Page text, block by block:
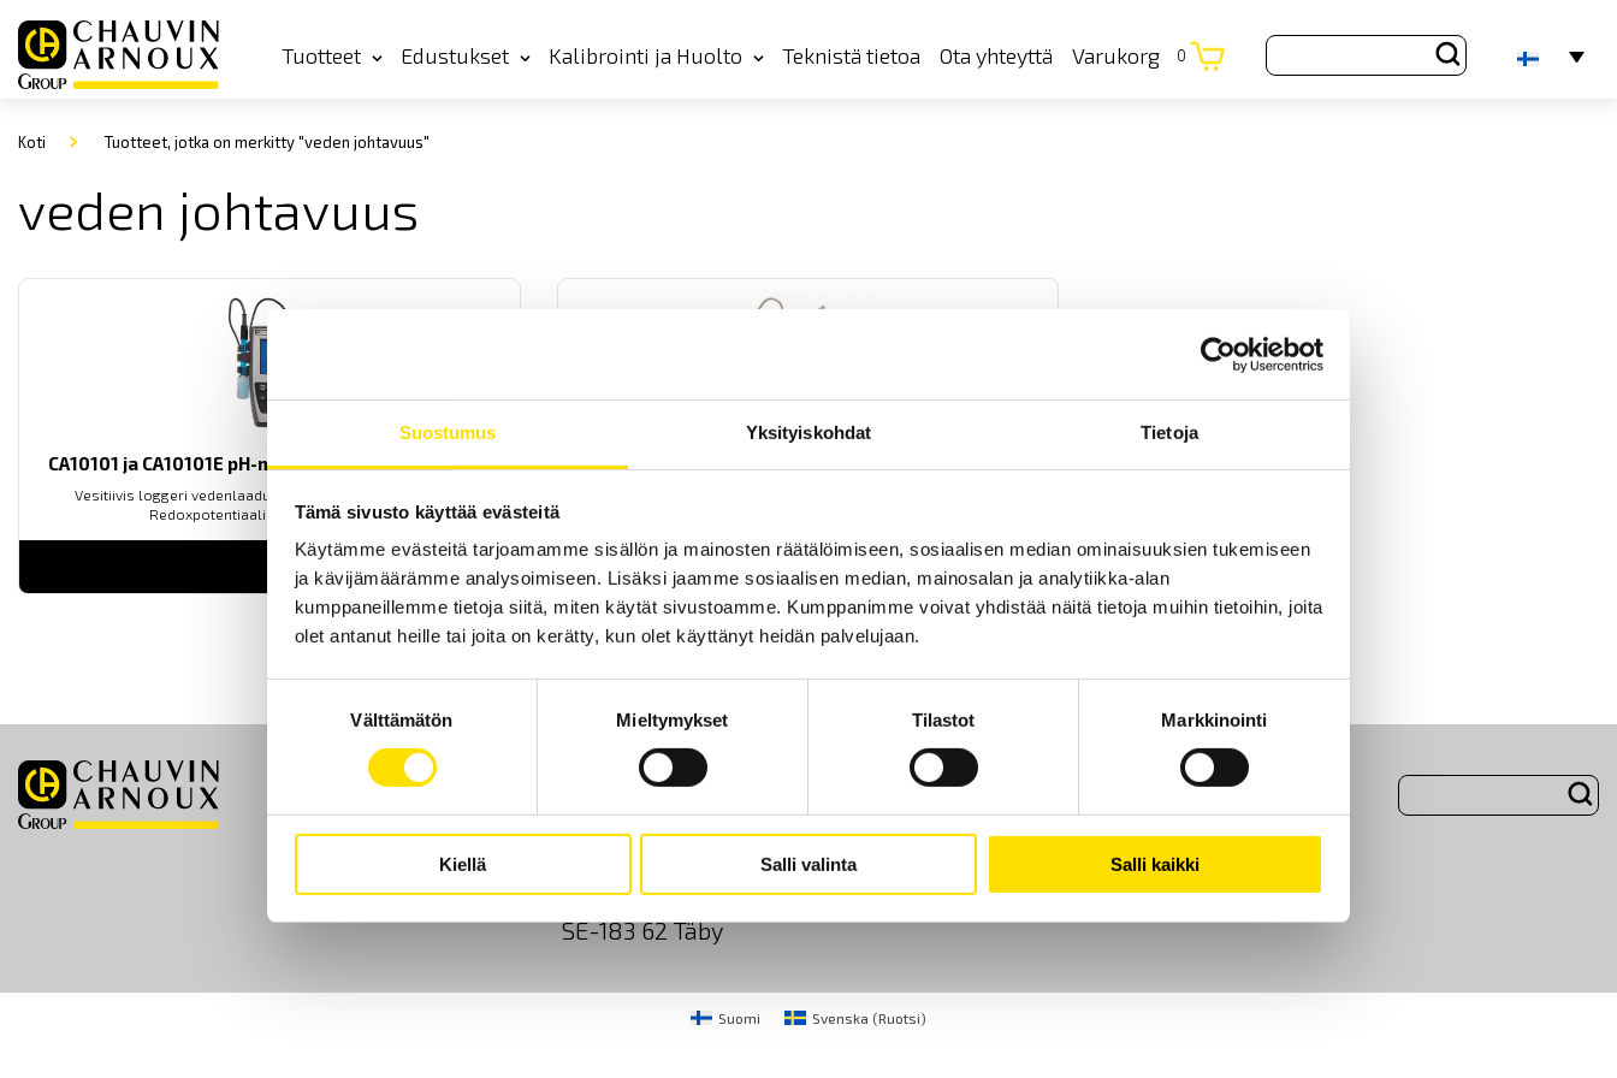
Suostumus Yksityiskohdat Tietoja
Tämä sivusto käyttää evästeitä
Käytämme evästeitä tarjoamamme sisällön ja mainosten räätälöimiseen, sosiaalisen median ominaisuuksien tukemiseen
ja kävijämäärämme analysoimiseen. Lisäksi jaamme sosiaalisen median, mainosalan ja analytiikka-alan
kumppaneillemme tietoja siitä, miten käytät sivustoamme. Kumppanimme voivat yhdistää näitä tietoja muihin tietoihin, joita
olet antanut heille tai joita on kerätty, kun olet käyttänyt heidän palvelujaan.
valinta
Välttämätön Mieltymykset Tilastot Markkinointi
Kiellä Salli valinta Salli kaikki
Tuotteet Edustukset Kalibrointi ja Huolto Teknistä tietoa Ota yhteyttä Varukorg 0
Koti Tuotteet, jotka on merkitty "veden johtavuus"
veden johtavuus
CA10101 ja CA10101E pH-mittari loggeritoiminnolla
Vesitiivis loggeri vedenlaadun mittaamiseen. Mittaa pH:n,
Redoxpotentiaalin sekä lämpötilan
CA10141 Johtavuusmittari loggeritoiminnolla
LUE LISÄÄ
Etusivu Ota yhteyttä Tietoa meistä Evästeet
Sjöflygvägen 35
SE-183 62 Täby
+46 8 50 52 68 00
info@chauvin-arnoux.fi
Suomi Svenska (Ruotsi)